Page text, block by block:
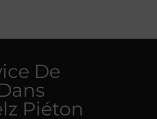
De
Piéton